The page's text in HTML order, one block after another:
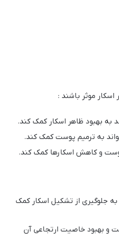
اسکار موثر باشند :
به بهبود ظاهر اسکار کمک کند.
و کاهش اسکارها کمک کند.
به جلوگیری از تشکیل اسکار کمک
و بهبود خاصیت ارتجاعی آن